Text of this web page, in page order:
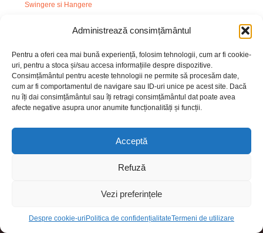
Administrează consimțământul
Pentru a oferi cea mai bună experiență, folosim tehnologii, cum ar fi cookie-
uri, pentru a stoca și/sau accesa informațiile despre dispozitive.
Consimțământul pentru aceste tehnologii ne permite să procesăm date,
cum ar fi comportamentul de navigare sau ID-uri unice pe acest site. Dacă
nu îți dai consimțământul sau îți retragi consimțământul dat poate avea
afecte negative asupra unor anumite funcționalități și funcții.
Acceptă
Refuză
Vezi preferințele
Despre cookie-uri Politica de confidențialitateTermeni de utilizare
Swingere si Hangere
Unelte si Accesorii